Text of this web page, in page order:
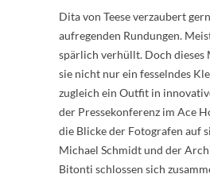
Dita von Teese verzaubert
aufregenden Rundungen.
spärlich verhüllt. Doch dieses
sie nicht nur ein fesselndes
zugleich ein Outfit in
der Pressekonferenz im Ace
die Blicke der Fotografen auf
Michael Schmidt und der
Bitonti schlossen sich